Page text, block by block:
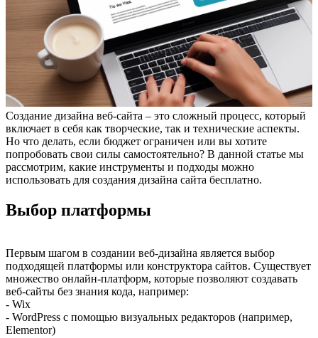
Создание дизайна веб-сайта – это сложный процесс, который
включает в себя как творческие, так и технические аспекты.
Но что делать, если бюджет ограничен или вы хотите
попробовать свои силы самостоятельно? В данной статье мы
рассмотрим, какие инструменты и подходы можно
использовать для создания дизайна сайта бесплатно.
Выбор платформы
Первым шагом в создании веб-дизайна является выбор
подходящей платформы или конструктора сайтов. Существует
множество онлайн-платформ, которые позволяют создавать
веб-сайты без знания кода, например:
- Wix
- WordPress с помощью визуальных редакторов (например,
Elementor)